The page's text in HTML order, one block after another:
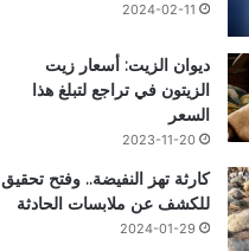
2024-02-11
ديوان الزيت: أسعار زيت
الزيتون في تراجع لتبلغ هذا
السعر
2023-11-20
كارثة تهز النفيضة.. وفتح تحقيق
للكشف عن ملابسات الحادثة
2024-01-29